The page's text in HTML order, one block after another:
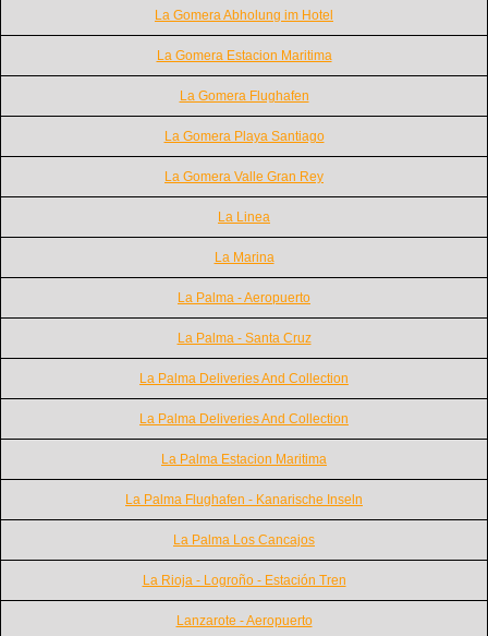
La Gomera Abholung im Hotel
La Gomera Estacion Maritima
La Gomera Flughafen
La Gomera Playa Santiago
La Gomera Valle Gran Rey
La Linea
La Marina
La Palma - Aeropuerto
La Palma - Santa Cruz
La Palma Deliveries And Collection
La Palma Deliveries And Collection
La Palma Estacion Maritima
La Palma Flughafen - Kanarische Inseln
La Palma Los Cancajos
La Rioja - Logroño - Estación Tren
Lanzarote - Aeropuerto